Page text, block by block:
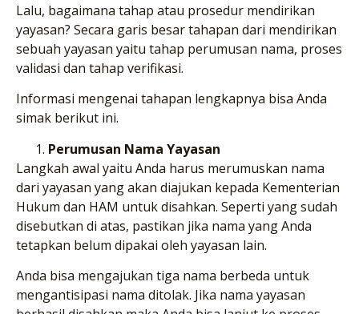
Lalu, bagaimana tahap atau prosedur mendirikan
yayasan? Secara garis besar tahapan dari mendirikan
sebuah yayasan yaitu tahap perumusan nama, proses
validasi dan tahap verifikasi.
Informasi mengenai tahapan lengkapnya bisa Anda
simak berikut ini.
Perumusan Nama Yayasan
Langkah awal yaitu Anda harus merumuskan nama
dari yayasan yang akan diajukan kepada Kementerian
Hukum dan HAM untuk disahkan. Seperti yang sudah
disebutkan di atas, pastikan jika nama yang Anda
tetapkan belum dipakai oleh yayasan lain.
Anda bisa mengajukan tiga nama berbeda untuk
mengantisipasi nama ditolak. Jika nama yayasan